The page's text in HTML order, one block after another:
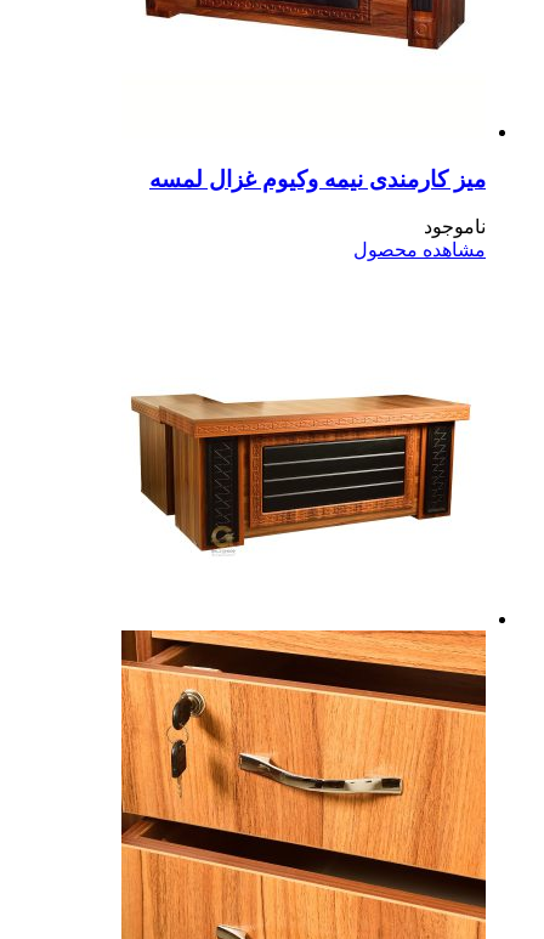
کارمندی نیمه وکیوم غزال لمسه
محصول